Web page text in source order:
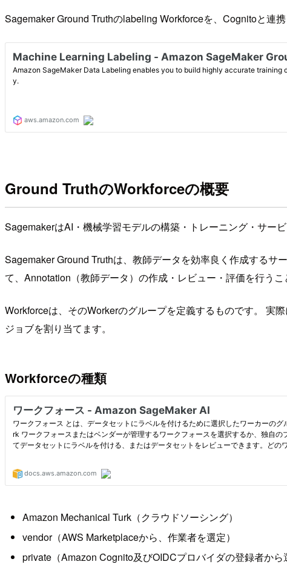
Sagemaker Ground Truthのlabeling Workforceを、Cognitoと連携
Ground TruthのWorkforceの概要
SagemakerはAI・機械学習モデルの構築・トレーニング・サー
Sagemaker Ground Truthは、教師データを効率良く作成する
て、Annotation（教師データ）の作成・レビュー・評価を行うこ
Workforceは、そのWorkerのグループを定義するものです。 実
ジョブを割り当てます。
Workforceの種類
Amazon Mechanical Turk（クラウドソーシング）
vendor（AWS Marketplaceから、作業者を選定）
private（Amazon Cognito及びOIDCプロバイダの登録者から